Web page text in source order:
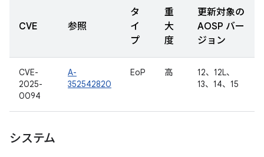
CVE 参照
タ
イ
プ
重
大
度
更新対象の
AOSP バー
ジョン
CVE-
2025-
0094
A-
352542820
EoP 高
12、12L、
13、14、15
システム